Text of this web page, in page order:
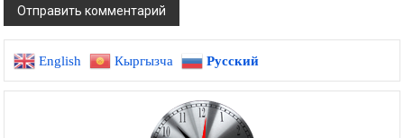
English Кыргызча Русский